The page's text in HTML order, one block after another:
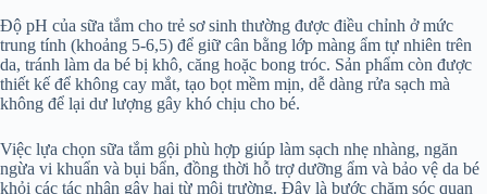
Độ pH của sữa tắm cho trẻ sơ sinh thường được điều chỉnh ở mức
trung tính (khoảng 5-6,5) để giữ cân bằng lớp màng ẩm tự nhiên trên
da, tránh làm da bé bị khô, căng hoặc bong tróc. Sản phẩm còn được
thiết kế để không cay mắt, tạo bọt mềm mịn, dễ dàng rửa sạch mà
không để lại dư lượng gây khó chịu cho bé.
Việc lựa chọn sữa tắm gội phù hợp giúp làm sạch nhẹ nhàng, ngăn
ngừa vi khuẩn và bụi bẩn, đồng thời hỗ trợ dưỡng ẩm và bảo vệ da bé
khỏi các tác nhân gây hại từ môi trường. Đây là bước chăm sóc quan